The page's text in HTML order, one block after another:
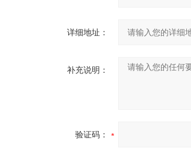
详细地址：
补充说明：
验证码：